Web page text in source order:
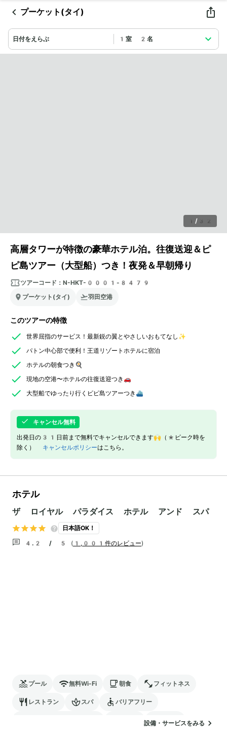
プーケット(タイ)
日付をえらぶ 1室 2名
1 / 32
高層タワーが特徴の豪華ホテル泊。往復送迎＆ピ
ピ島ツアー（大型船）つき！夜発＆早朝帰り
ツアーコード： N-HKT-0001-8479
プーケット(タイ)
羽田空港
このツアーの特徴
世界屈指のサービス！最新鋭の翼とやさしいおもてなし✨
パトン中心部で便利！王道リゾートホテルに宿泊
ホテルの朝食つき🍳
現地の空港〜ホテルの往復送迎つき🚗
大型船でゆったり行くピピ島ツアーつき⛴
キャンセル無料
出発日の31日前まで無料でキャンセルできます🙌（*ピーク時を
除く） キャンセルポリシーはこちら。
ホテル
ザ ロイヤル パラダイス ホテル アンド スパ
日本語OK！
4.2 / 5 ( 1,001件のレビュー)
プール 無料Wi-Fi 朝食 フィットネス
レストラン スパ バリアフリー
駐車場
設備・サービスをみる